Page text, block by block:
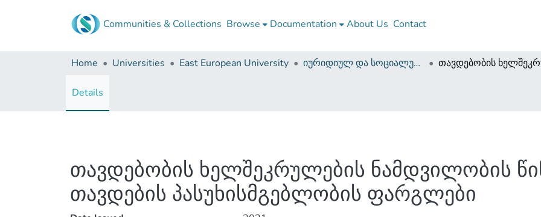
Communities & Collections Browse Documentation About Us Contact
Home Universities East European University იურიდიულ და სოციალურ მეცნიერებათა ფაკულტეტი (დისერტაციები, სამაგისტრო ნაშრომები)
Details
თავდებობის ხელშეკრულების ნამდვილობის
თავდების პასუხისმგებლობის ფარგლები